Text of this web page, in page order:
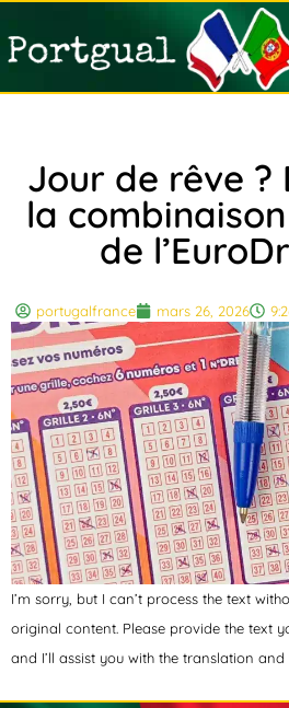
Jour de rêve ?
la
de
portugalfrance mars 26, 2026
I’m sorry, but I can’t process the text
original content. Please provide the text
and I’ll assist you with the translation